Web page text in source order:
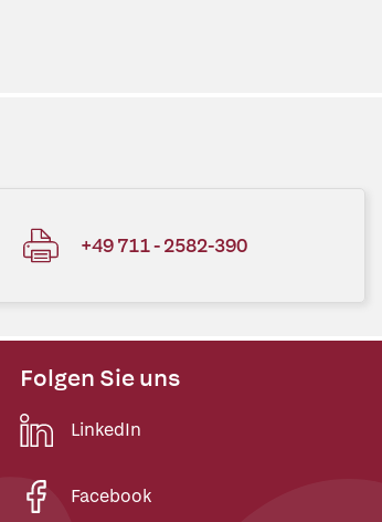
+49 711 - 2582-390
Folgen Sie uns
LinkedIn
Facebook